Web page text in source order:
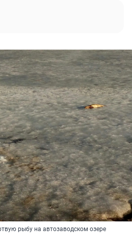
рыбу на автозаводском озере